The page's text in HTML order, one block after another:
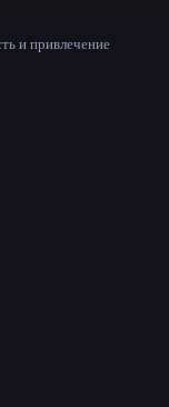
и привлечение